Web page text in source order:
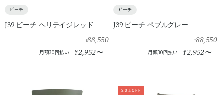
ビーチ
J39 ビーチ ヘリテイジレッド
¥88,550
月額30回払い ¥2,952〜
ビーチ
J39 ビーチ ペブルグレー
¥88,550
月額30回払い ¥2,952〜
20%OFF